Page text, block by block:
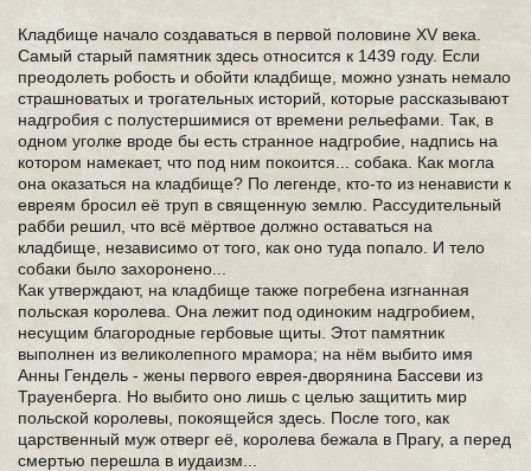
Кладбище начало создаваться в первой половине XV века.
Самый старый памятник здесь относится к 1439 году. Если
преодолеть робость и обойти кладбище, можно узнать немало
страшноватых и трогательных историй, которые рассказывают
надгробия с полустершимися от времени рельефами. Так, в
одном уголке вроде бы есть странное надгробие, надпись на
котором намекает, что под ним покоится... собака. Как могла
она оказаться на кладбище? По легенде, кто-то из ненависти к
евреям бросил её труп в священную землю. Рассудительный
рабби решил, что всё мёртвое должно оставаться на
кладбище, независимо от того, как оно туда попало. И тело
собаки было захоронено...
Как утверждают, на кладбище также погребена изгнанная
польская королева. Она лежит под одиноким надгробием,
несущим благородные гербовые щиты. Этот памятник
выполнен из великолепного мрамора; на нём выбито имя
Анны Гендель - жены первого еврея-дворянина Бассеви из
Трауенберга. Но выбито оно лишь с целью защитить мир
польской королевы, покоящейся здесь. После того, как
царственный муж отверг её, королева бежала в Прагу, а перед
смертью перешла в иудаизм...